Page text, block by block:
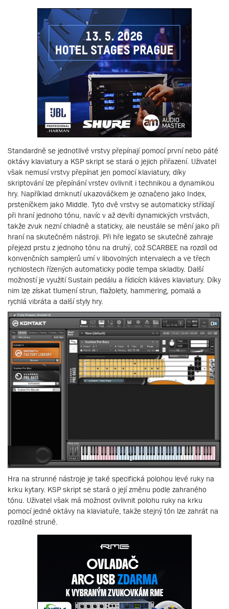
Standardně se jednotlivé vrstvy přepínají pomocí první nebo páté
oktávy klaviatury a KSP skript se stará o jejich přiřazení. Uživatel
však nemusí vrstvy přepínat jen pomocí klaviatury, díky
skriptování lze přepínání vrstev ovlivnit i technikou a dynamikou
hry. Například drnknutí ukazováčkem je označeno jako Index,
prsteníčkem jako Middle. Tyto dvě vrstvy se automaticky střídají
při hraní jednoho tónu, navíc v až devíti dynamických vrstvách,
takže zvuk nezní chladně a staticky, ale neustále se mění jako při
hraní na skutečném nástroji. Při hře legato se skutečně zahraje
přejezd prstu z jednoho tónu na druhý, což SCARBEE na rozdíl od
konvenčních samplerů umí v libovolných intervalech a ve třech
rychlostech řízených automaticky podle tempa skladby. Další
možností je využití Sustain pedálu a řídicích kláves klaviatury. Díky
nim lze získat tlumení strun, flažolety, hammering, pomalá a
rychlá vibráta a další styly hry.
Hra na strunné nástroje je také specifická polohou levé ruky na
krku kytary. KSP skript se stará o její změnu podle zahraného
tónu. Uživatel však má možnost ovlivnit polohu ruky na krku
pomocí jedné oktávy na klaviatuře, takže stejný tón lze zahrát na
rozdílné struně.